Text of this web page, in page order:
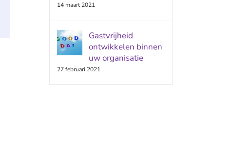
14 maart 2021
Gastvrijheid
ontwikkelen binnen
uw organisatie
27 februari 2021